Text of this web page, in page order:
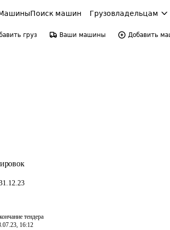
Поиск машин Грузовладельцам
груз Ваши машины Добавить
тендера
16:12